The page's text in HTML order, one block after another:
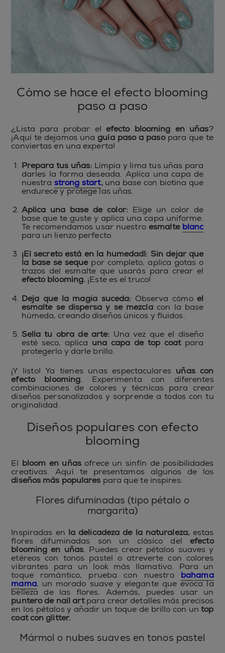
Cómo se hace el efecto blooming
paso a paso
¿Lista para probar el efecto blooming en uñas?
¡Aquí te dejamos unaguía paso a pasopara que te
conviertas en una experta!
Prepara tus uñas: Limpia y lima tus uñas para
darles la forma deseada. Aplica una capa de
nuestra strong start,una base con biotina que
endurece y protege las uñas.
Aplica una base de color:Elige un color de
base que te guste y aplica una capa uniforme.
Te recomendamos usar nuestro esmalte blanc
para un lienzo perfecto.
¡El secreto está en la humedad!: Sin dejar que
la base se sequepor completo, aplica gotas o
trazos del esmalte que usarás para crear el
efecto blooming. ¡Este es el truco!
Deja que la magia suceda: Observa cómoel
esmalte se dispersa y se mezclacon la base
húmeda, creando diseños únicos y fluidos.
Sella tu obra de arte: Una vez que el diseño
esté seco, aplica una capa de top coatpara
protegerlo y darle brillo.
¡Y listo! Ya tienes unas espectaculares uñas con
efecto blooming. Experimenta con diferentes
combinaciones de colores y técnicas para crear
diseños personalizados y sorprende a todos con tu
originalidad.
Diseños populares con efecto
blooming
El bloom en uñasofrece un sinfín de posibilidades
creativas. Aquí te presentamos algunos de los
diseños más populares para que te inspires:
Flores difuminadas (tipo pétalo o
margarita)
Inspiradas en la delicadeza de la naturaleza,estas
flores difuminadas son un clásico del efecto
blooming en uñas. Puedes crear pétalos suaves y
etéreos con tonos pastel o atreverte con colores
vibrantes para un look más llamativo. Para un
toque romántico, prueba con nuestro bahama
mama, un morado suave y elegante que evoca la
belleza de las flores. Además, puedes usar un
puntero de nail artpara crear detalles más precisos
en los pétalos y añadir un toque de brillo con untop
coat con glitter.
Mármol o nubes suaves en tonos pastel